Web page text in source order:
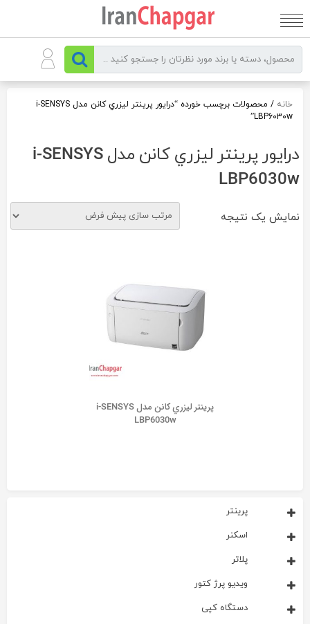
به
خانه
/ محصولات برچسب خورده “درایور پرينتر ليزري کانن مدل i-SENSYS
LBP6030w”
درایور پرينتر ليزري کانن مدل i-SENSYS
LBP6030w
نمایش یک نتیجه
پرينتر ليزري کانن مدل i-SENSYS
LBP6030w
پرینتر
اسکنر
پلاتر
ویدیو پرژ کتور
دستگاه کپی